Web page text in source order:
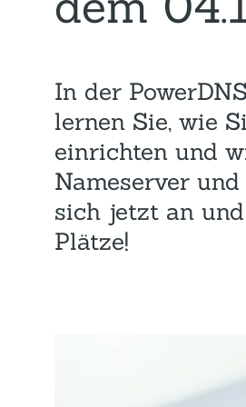
In der
lernen Sie, wie
einrichten und
Nameserver
sich jetzt an
Plätze!